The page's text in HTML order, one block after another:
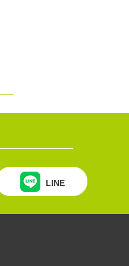
LINE